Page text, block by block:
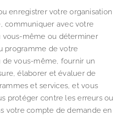
enregistrer votre organisation
communiquer avec votre
vous-même ou déterminer
programme de votre
de vous-même, fournir un
élaborer et évaluer de
et services, et vous
protéger contre les erreurs ou
votre compte de demande en